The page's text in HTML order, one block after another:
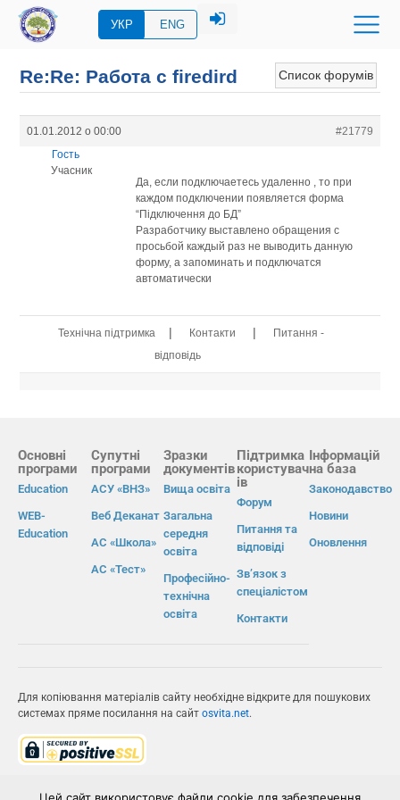
УКР ENG
Список форумів
Re:Re: Работа с firedird
01.01.2012 о 00:00
#21779
Гость
Учасник
Да, если подключаетесь удаленно , то при
каждом подключении появляется форма
“Підключення до БД”
Разработчику выставлено обращения с
просьбой каждый раз не выводить данную
форму, а запоминать и подключатся
автоматически
Технічна підтримка | Контакти |
Питання -
відповідь
Основні
програми
Education
WEB-
Education
Супутні
програми
АСУ «ВНЗ»
Веб Деканат
АС «Школа»
АС «Тест»
Зразки
документів
Вища освіта
Загальна
середня
освіта
Професійно-
технічна
освіта
Підтримка
користувач
ів
Форум
Питання та
відповіді
Зв’язок з
спеціалістом
Контакти
Інформацій
на база
Законодавство
Новини
Оновлення
Для копіювання матеріалів сайту необхідне відкрите для пошукових
системах пряме посилання на сайт osvita.net.